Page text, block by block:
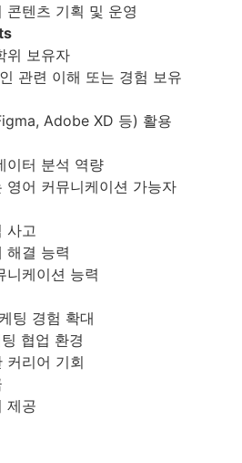
콘텐츠 기획 및 운영
위 보유자
관련 이해 또는 경험 보유
Adobe XD 등) 활용
이터 분석 역량
영어 커뮤니케이션 가능자
사고
해결 능력
니케이션 능력
팅 경험 확대
협업 환경
커리어 기회
제공